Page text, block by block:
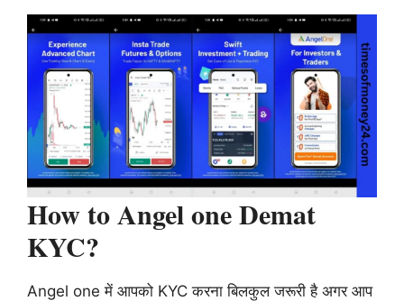
How to Angel one Demat
KYC?
Angel one में आपको KYC करना बिलकुल जरूरी है अगर आप